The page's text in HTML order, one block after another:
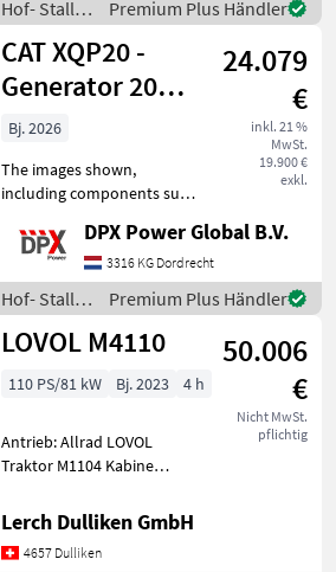
Stromgeneratoren
Hof- Stall-
und
Weidetechnik
/ Perkins
Premium Plus Händler
CAT XQP20 -
Generator 20
kVA Stage V -
DPX-18121
24.079
€
inkl. 21 %
MwSt.
19.900 €
exkl.
Bj. 2026
The images shown,
including components such
breaker, coolant heater etc.
may differ from the actual
units that are available for
sale.
DPX Power Global B.V.
3316 KG Dordrecht
Hof- Stall-
und
Weidetechnik
Premium Plus Händler
LOVOL M4110
50.006
€
Nicht MwSt.
pflichtig
110 PS/81 kW Bj. 2023 4 h
Antrieb: Allrad LOVOL
Traktor M1104 Kabine
Fronthydraulik und
Frontzapfwelle** > 4-
Zylinder 110 PS (85, 7 kW)
Lerch Dulliken GmbH
4657 Dulliken